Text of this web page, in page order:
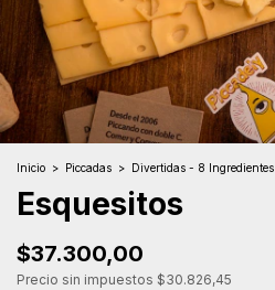
Inicio > Piccadas > Divertidas - 8 Ingredientes
Esquesitos
$37.300,00
Precio sin impuestos $30.826,45